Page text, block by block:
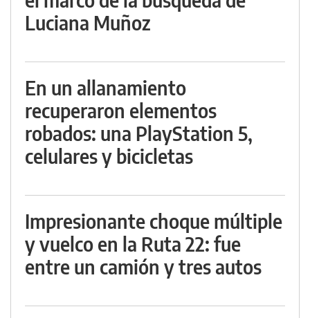
Luciana Muñoz
En un allanamiento
recuperaron elementos
robados: una PlayStation 5,
celulares y bicicletas
Impresionante choque múltiple
y vuelco en la Ruta 22: fue
entre un camión y tres autos